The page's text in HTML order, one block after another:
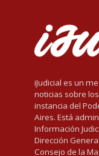
iJudicial es un
noticias sobre
instancia del
Aires. Está
Información
Dirección
Consejo de la